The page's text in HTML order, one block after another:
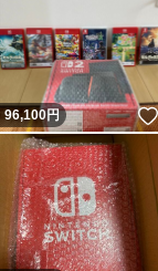
96,100円